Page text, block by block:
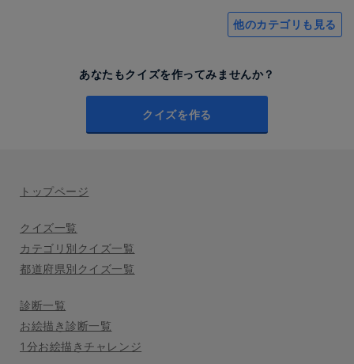
他のカテゴリも見る
あなたもクイズを作ってみませんか？
クイズを作る
トップページ
クイズ一覧
カテゴリ別クイズ一覧
都道府県別クイズ一覧
診断一覧
お絵描き診断一覧
1分お絵描きチャレンジ